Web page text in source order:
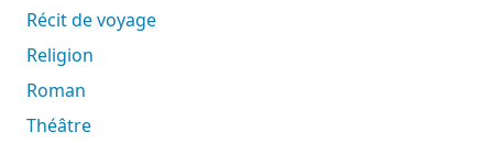
Récit de voyage
Religion
Roman
Théâtre